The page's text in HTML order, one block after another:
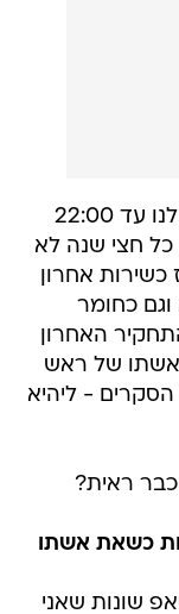
נכון, השעות עוברות והזמן דוחק ויש לנו עד 22:00
חצי שנה לא
אחרון
וגם כחומר
האחרון
של ראש
- ליהיא
כבר ראית?
כשאת אשתו
וואטסאפ שונות שאני